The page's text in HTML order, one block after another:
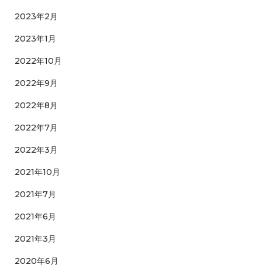
2023年2月
2023年1月
2022年10月
2022年9月
2022年8月
2022年7月
2022年3月
2021年10月
2021年7月
2021年6月
2021年3月
2020年6月